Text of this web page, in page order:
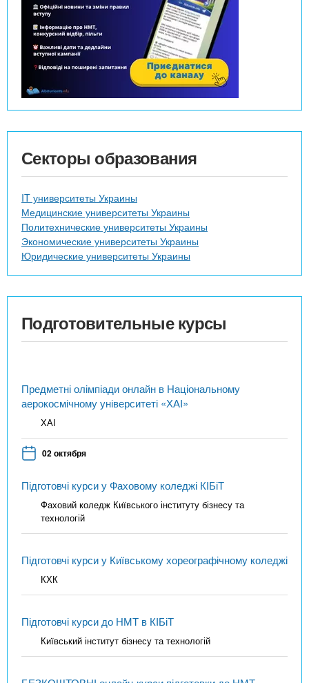
Секторы образования
IT университеты Украины
Медицинские университеты Украины
Политехнические университеты Украины
Экономические университеты Украины
Юридические университеты Украины
Подготовительные курсы
Предметні олімпіади онлайн в Національному
аерокосмічному університеті «ХАІ»
ХАІ
02 октября
Підготовчі курси у Фаховому коледжі КІБіТ
Фаховий коледж Київського інституту бізнесу та
технологій
Підготовчі курси у Київському хореографічному коледжі
КХК
Підготовчі курси до НМТ в КІБіТ
Київський інститут бізнесу та технологій